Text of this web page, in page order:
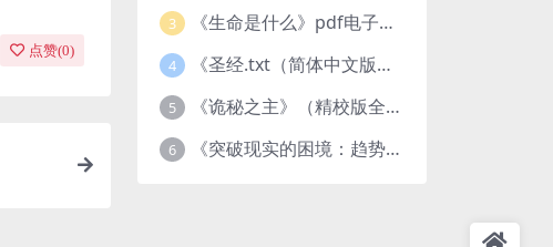
点赞(0)
3 《生命是什么》pdf电子书下载
4 《圣经.txt（简体中文版）》作者：基督教译者：中国基督教协会
5 《诡秘之主》（精校版全本）作者：爱潜水的乌贼txt
6 《突破现实的困境：趋势、禀赋与企业家的大战略》pdf图书下载